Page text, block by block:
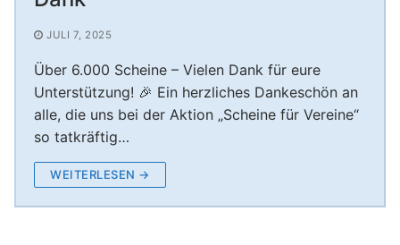
Unterstützung Session 2024/25
Unterstützung Session 2023/24
Narren
Nikolausfeier – Rotkäppchen 30.11.2024
Nikolausfeier 2025 – Frau Holle verzaubert die
Aula Welheim! ❄️
JULI 7, 2025
Über 6.000 Scheine – Vielen Dank für eure
Unterstützung! 🎉 Ein herzliches Dankeschön an
alle, die uns bei der Aktion „Scheine für Vereine“
so tatkräftig…
WEITERLESEN →